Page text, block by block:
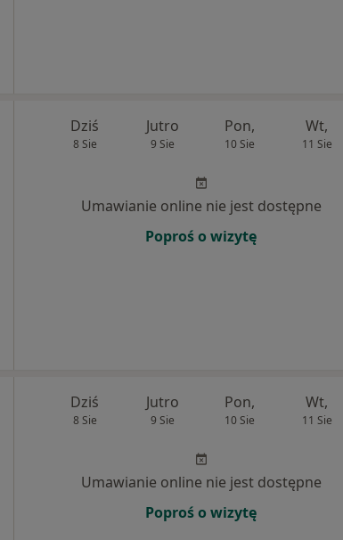
Dziś
8 Sie
Jutro
9 Sie
Pon,
10 Sie
Wt,
11 Sie
Umawianie online nie jest dostępne
Poproś o wizytę
Dziś
8 Sie
Jutro
9 Sie
Pon,
10 Sie
Wt,
11 Sie
Umawianie online nie jest dostępne
Poproś o wizytę